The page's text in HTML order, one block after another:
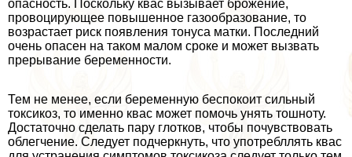
опасность. Поскольку квас вызывает брожение,
провоцирующее повышенное газообразование, то
возрастает риск появления тонуса матки. Последний
очень опасен на таком малом сроке и может вызвать
прерывание беременности.
Тем не менее, если беременную беспокоит сильный
токсикоз, то именно квас может помочь унять тошноту.
Достаточно сделать пару глотков, чтобы почувствовать
облегчение. Следует подчеркнуть, что употрeбллять квас